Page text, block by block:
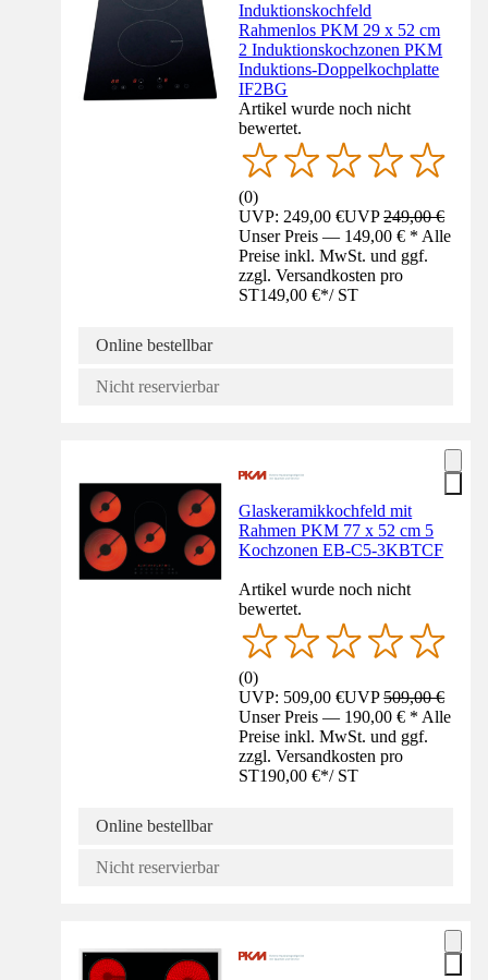
Induktionskochfeld
Rahmenlos PKM 29 x 52 cm
2 Induktionskochzonen PKM
Induktions-Doppelkochplatte
IF2BG
Artikel wurde noch nicht
bewertet.
(0)
UVP: 249,00 €UVP249,00 €
Unser Preis — 149,00 € * Alle
Preise inkl. MwSt. und ggf.
zzgl. Versandkosten pro
ST149,00 €*/ ST
Online bestellbar
Nicht reservierbar
Glaskeramikkochfeld mit
Rahmen PKM 77 x 52 cm 5
Kochzonen EB-C5-3KBTCF
Artikel wurde noch nicht
bewertet.
(0)
UVP: 509,00 €UVP509,00 €
Unser Preis — 190,00 € * Alle
Preise inkl. MwSt. und ggf.
zzgl. Versandkosten pro
ST190,00 €*/ ST
Online bestellbar
Nicht reservierbar